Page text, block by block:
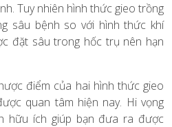
Tuy nhiên hình thức gieo trồng
sâu bệnh so với hình thức khí
đặt sâu trong hốc trụ nên hạn
điểm của hai hình thức gieo
quan tâm hiện nay. Hi vọng
hữu ích giúp bạn đưa ra được